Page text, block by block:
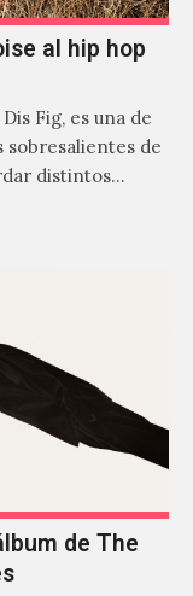
al hip hop
Fig, es una de
sobresalientes de
distintos
de The